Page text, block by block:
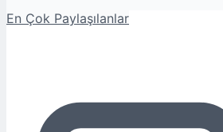
En Çok Paylaşılanlar